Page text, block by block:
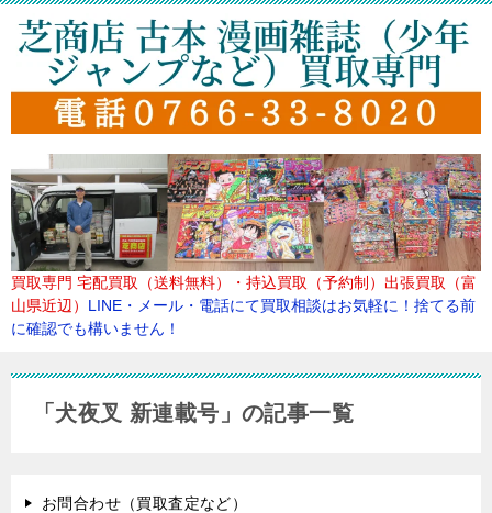
買取専門 宅配買取（送料無料）・持込買取（予約制）出張買取（富
山県近辺） LINE・メール・電話にて買取相談はお気軽に！捨てる前
に確認でも構いません！
「犬夜叉 新連載号」の記事一覧
お問合わせ（買取査定など）